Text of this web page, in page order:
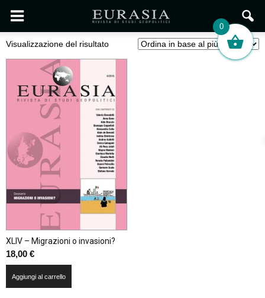
Visualizzazione del risultato
XLIV – Migrazioni o invasioni?
18,00 €
Aggiungi al carrello
0